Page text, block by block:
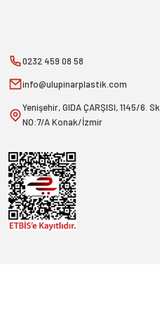
0232 459 08 58
info@ulupinarplastik.com
Yenişehir, GIDA ÇARŞISI, 1145/6. Sk.
NO:7/A Konak/İzmir